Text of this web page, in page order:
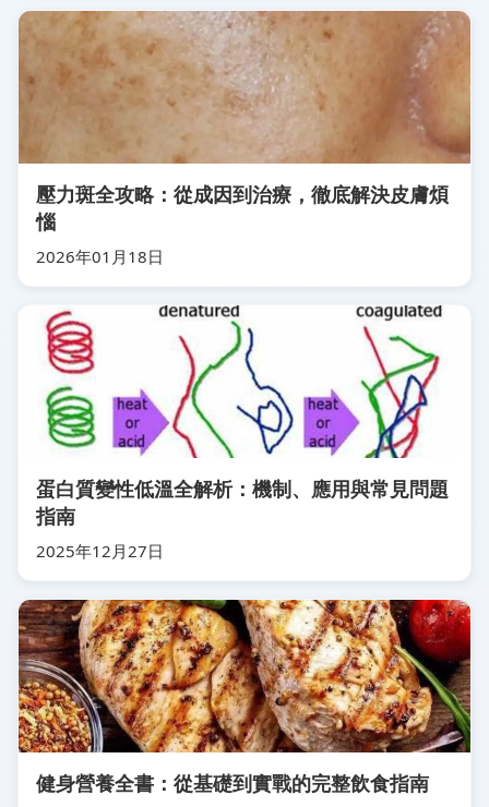
壓力斑全攻略：從成因到治療，徹底解決皮膚煩
惱
2026年01月18日
蛋白質變性低溫全解析：機制、應用與常見問題
指南
2025年12月27日
健身營養全書：從基礎到實戰的完整飲食指南